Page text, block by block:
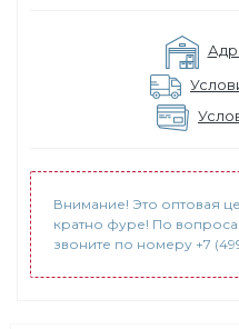
Внимание! Это оптовая
кратно фуре! По
звоните по номеру +7